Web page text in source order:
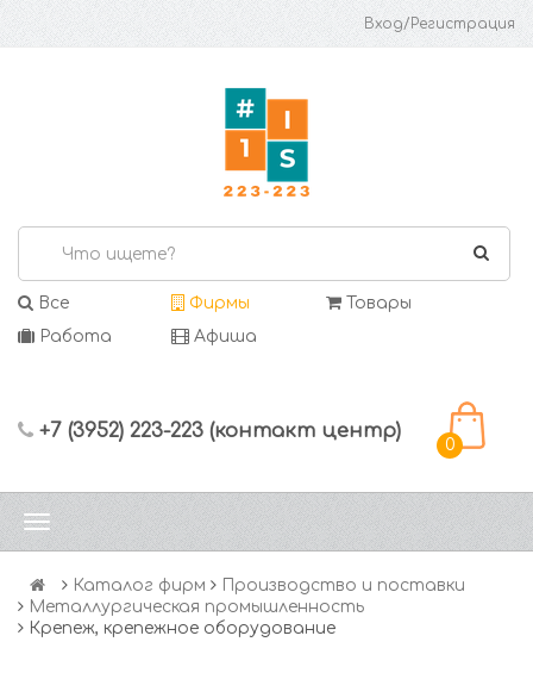
Вход/Регистрация
Все Фирмы
Товары
Работа
Афиша
+7 (3952) 223-223 (контакт центр)
0
Каталог фирм
Производство и поставки
Металлургическая промышленность
Крепеж, крепежное оборудование